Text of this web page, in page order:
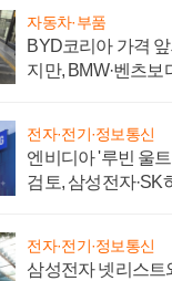
자동차·부품
BYD코리아 가격
지만, BMW·벤츠
전자·전기·정보통신
엔비디아 '루빈 울
검토, 삼성전자·SK
전자·전기·정보통신
삼성전자 넷리스트